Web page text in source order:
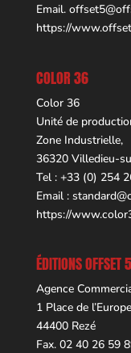
Email.
https://
COLOR 36
Color 36
Unité de
Zone Industrielle,
36320 Villedieu-
Tel : +33 (0) 254
Email :
https://
ÉDITIONS OFFSET 5
Agence
1 Place de l’Europe
44400 Rezé
Fax. 02 40 26 59